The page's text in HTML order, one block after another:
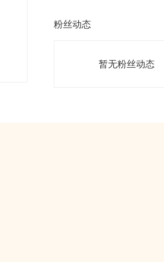
粉丝动态
暂无粉丝动态